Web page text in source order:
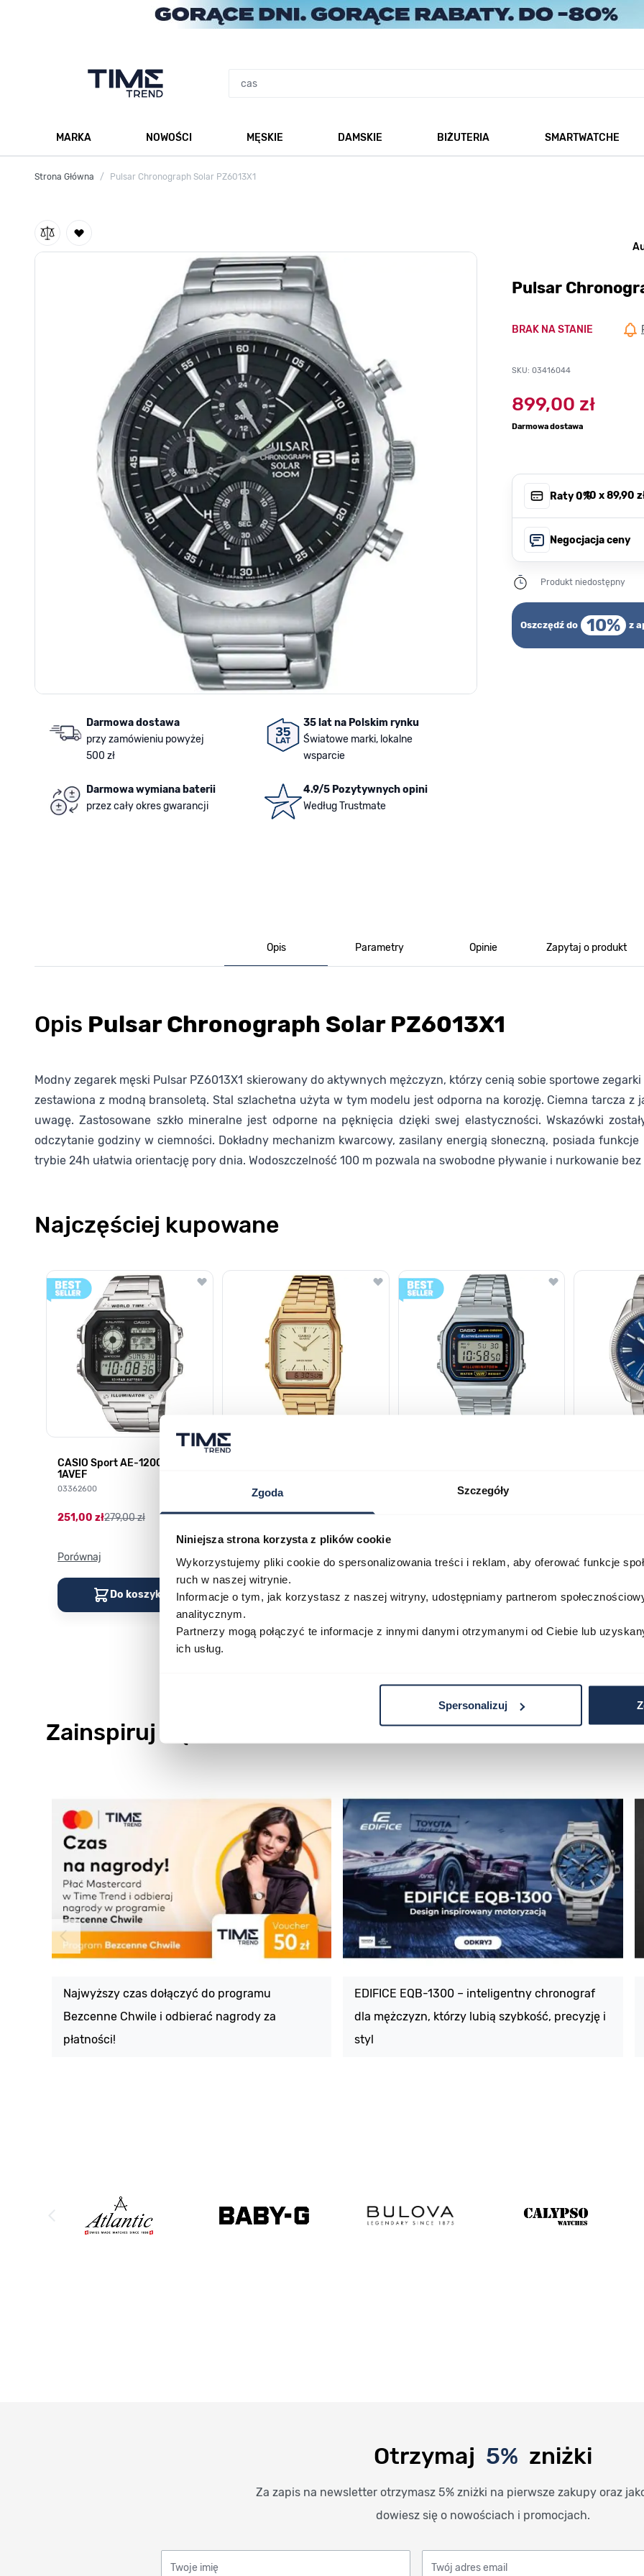
Zgoda Szczegóły
Niniejsza strona korzysta z plików cookie
Wykorzystujemy pliki cookie do spersonalizowania treści i reklam, aby oferować funkcje
ruch w naszej witrynie.
Informacje o tym, jak korzystasz z naszej witryny, udostępniamy partnerom
analitycznym.
Partnerzy mogą połączyć te informacje z innymi danymi otrzymanymi od Ciebie lub
ich usług.
Spersonalizuj
MARKA
NOWOŚCI
MĘSKIE
DAMSKIE
BIŻUTERIA
SMARTWATCHE
Strona Główna / Pulsar Chronograph Solar PZ6013X1
Darmowa dostawa
przy zamówieniu powyżej
500 zł
35 lat na Polskim rynku
Światowe marki, lokalne
wsparcie
Darmowa wymiana baterii
przez cały okres gwarancji
4.9/5 Pozytywnych opini
Według Trustmate
Pulsar
BRAK NA STANIE
SKU: 03416044
899,00 zł
Darmowa dostawa
Raty 0%, 10 x89,90
Negocjacja ceny
Produkt niedostępny
Oszczędź do 10% z
Opis Parametry Opinie Zapytaj o produkt
Opis Pulsar Chronograph Solar PZ6013X1
Modny zegarek męski Pulsar PZ6013X1 skierowany do aktywnych mężczyzn, którzy cenią sobie sportowe
zestawiona z modną bransoletą. Stal szlachetna użyta w tym modelu jest odporna na korozję. Ciemna tarcza
uwagę. Zastosowane szkło mineralne jest odporne na pęknięcia dzięki swej elastyczności. Wskazówki
odczytanie godziny w ciemności. Dokładny mechanizm kwarcowy, zasilany energią słoneczną, posiada
trybie 24h ułatwia orientację pory dnia. Wodoszczelność 100 m pozwala na swobodne pływanie i nurkowanie
Najczęściej kupowane
Poruszanie się po elementach karuzeli jest możliwe za pomocą klawisza tabulacji. Możesz pominąć karuzelę lub przejść
Naciśnij, aby pominąć karuzelę
Naciśnij, aby przejść do nawigacji karuzeli
CASIO Sport AE-1200WHD-
1AVEF
03362600
251,00 zł279,00 zł
Porównaj
Do koszyka
03311457
296,00 zł329,00 zł
Porównaj
Do koszyka
Porównaj
Do koszyka
Porównaj
Zainspiruj się
Najwyższy czas dołączyć do programu
Bezcenne Chwile i odbierać nagrody za
płatności!
EDIFICE EQB-1300 – inteligentny chronograf
dla mężczyzn, którzy lubią szybkość, precyzję i
styl
Otrzymaj 5% zniżki
Za zapis na newsletter otrzymasz 5% zniżki na pierwsze zakupy oraz
dowiesz się o nowościach i promocjach.